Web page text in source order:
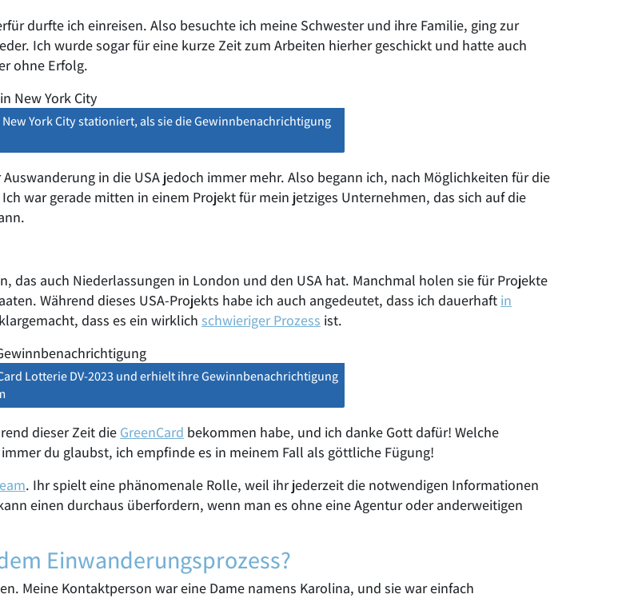
durfte ich einreisen. Also besuchte ich meine Schwester und ihre Familie, ging zur
Ich wurde sogar für eine kurze Zeit zum Arbeiten hierher geschickt und hatte auch
ohne Erfolg.
York City stationiert, als sie die Gewinnbenachrichtigung
in die USA jedoch immer mehr. Also begann ich, nach Möglichkeiten für die
Ich war gerade mitten in einem Projekt für mein jetziges Unternehmen, das sich auf die
das auch Niederlassungen in London und den USA hat. Manchmal holen sie für Projekte
Während dieses USA-Projekts habe ich auch angedeutet, dass ich dauerhaft in
dass es ein wirklich schwieriger Prozess ist.
Lotterie DV-2023 und erhielt ihre Gewinnbenachrichtigung
dieser Zeit die GreenCard bekommen habe, und ich danke Gott dafür! Welche
du glaubst, ich empfinde es in meinem Fall als göttliche Fügung!
. Ihr spielt eine phänomenale Rolle, weil ihr jederzeit die notwendigen Informationen
einen durchaus überfordern, wenn man es ohne eine Agentur oder anderweitigen
Einwanderungsprozess?
Meine Kontaktperson war eine Dame namens Karolina, und sie war einfach